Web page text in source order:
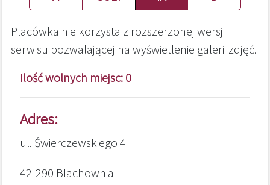
Placówka nie korzysta z rozszerzonej wersji
serwisu pozwalającej na wyświetlenie galerii zdjęć.
Ilość wolnych miejsc: 0
Adres:
ul. Świerczewskiego 4
42-290 Blachownia